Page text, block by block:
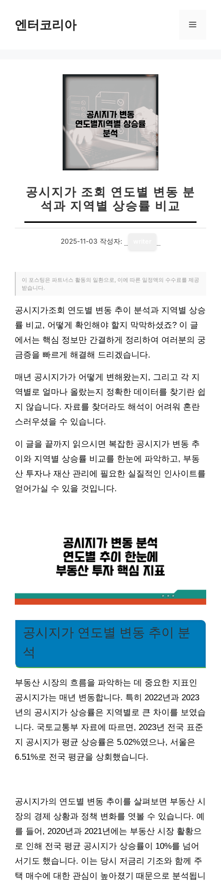
엔터코리아 메
공시지가 조회 연도별 변동 분
석과 지역별 상승률 비교
2025-11-03 작성자:
이 포스팅은 파트너스 활동의 일환으로, 이에 따른 일정액의 수수료를 제공
받습니다.
공시지가조회 연도별 변동 추이 분석과 지역별 상승
률 비교, 어떻게 확인해야 할지 막막하셨죠? 이 글
에서는 핵심 정보만 간결하게 정리하여 여러분의 궁
금증을 빠르게 해결해 드리겠습니다.
매년 공시지가가 어떻게 변해왔는지, 그리고 각 지
역별로 얼마나 올랐는지 정확한 데이터를 찾기란 쉽
지 않습니다. 자료를 찾더라도 해석이 어려워 혼란
스러우셨을 수 있습니다.
이 글을 끝까지 읽으시면 복잡한 공시지가 변동 추
이와 지역별 상승률 비교를 한눈에 파악하고, 부동
산 투자나 재산 관리에 필요한 실질적인 인사이트를
얻어가실 수 있을 것입니다.
공시지가 연도별 변동 추이 분
석
부동산 시장의 흐름을 파악하는 데 중요한 지표인
공시지가는 매년 변동합니다. 특히 2022년과 2023
년의 공시지가 상승률은 지역별로 큰 차이를 보였습
니다. 국토교통부 자료에 따르면, 2023년 전국 표준
지 공시지가 평균 상승률은 5.02%였으나, 서울은
6.51%로 전국 평균을 상회했습니다.
공시지가의 연도별 변동 추이를 살펴보면 부동산 시
장의 경제 상황과 정책 변화를 엿볼 수 있습니다. 예
를 들어, 2020년과 2021년에는 부동산 시장 활황으
로 인해 전국 평균 공시지가 상승률이 10%를 넘어
서기도 했습니다. 이는 당시 저금리 기조와 함께 주
택 매수에 대한 관심이 높아졌기 때문으로 분석됩니